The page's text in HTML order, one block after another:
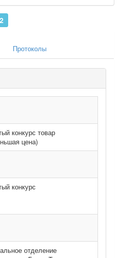
Протоколы
конкурс товар
цена)
конкурс
отделение